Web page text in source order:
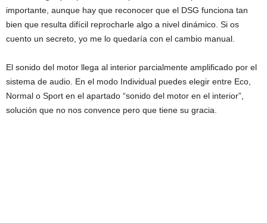
importante, aunque hay que reconocer que el DSG funciona tan
bien que resulta difícil reprocharle algo a nivel dinámico. Si os
cuento un secreto, yo me lo quedaría con el cambio manual.
El sonido del motor llega al interior parcialmente amplificado por el
sistema de audio. En el modo Individual puedes elegir entre Eco,
Normal o Sport en el apartado “sonido del motor en el interior”,
solución que no nos convence pero que tiene su gracia.